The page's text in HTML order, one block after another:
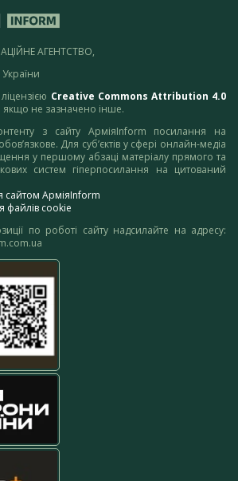
АГЕНТСТВО,
Creative Commons Attribution 4.0
якщо не зазначено інше.
з сайту АрміяInform посилання на
обов’язкове. Для суб’єктів у сфері онлайн-медіа
у першому абзаці матеріалу прямого та
систем гіперпосилання на цитований
сайтом АрміяInform
файлів cookie
по роботі сайту надсилайте на адресу: